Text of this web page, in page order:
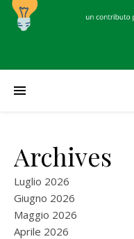
Archives
Luglio 2026
Giugno 2026
Maggio 2026
Aprile 2026